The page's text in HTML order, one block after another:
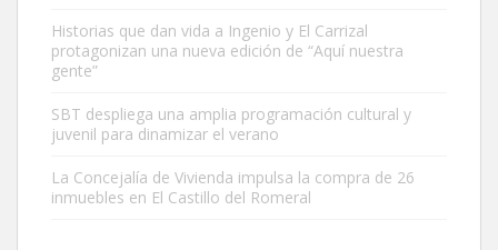
Este gato macho ha aparecido en la calle hace menos de un mes,
es muy manso y extremadamente cari...
Leales.org » Gran Canaria
Historias que dan vida a Ingenio y El Carrizal
protagonizan una nueva edición de “Aquí nuestra
gente”
SBT despliega una amplia programación cultural y
juvenil para dinamizar el verano
La Concejalía de Vivienda impulsa la compra de 26
inmuebles en El Castillo del Romeral